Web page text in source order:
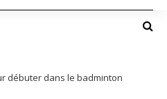
débuter dans le badminton